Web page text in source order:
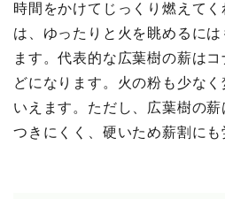
時間をかけてじっくり燃えて
は、ゆったりと火を眺めるに
ます。代表的な広葉樹の薪は
どになります。火の粉も少な
いえます。ただし、広葉樹の
つきにくく、硬いため薪割にも